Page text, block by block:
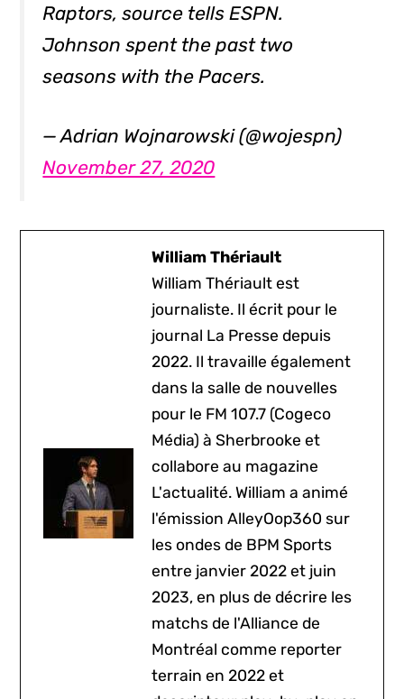
Raptors, source tells ESPN.
Johnson spent the past two
seasons with the Pacers.
— Adrian Wojnarowski (@wojespn)
November 27, 2020
William Thériault
William Thériault est
journaliste. Il écrit pour le
journal La Presse depuis
2022. Il travaille également
dans la salle de nouvelles
pour le FM 107.7 (Cogeco
Média) à Sherbrooke et
collabore au magazine
L'actualité. William a animé
l'émission AlleyOop360 sur
les ondes de BPM Sports
entre janvier 2022 et juin
2023, en plus de décrire les
matchs de l'Alliance de
Montréal comme reporter
terrain en 2022 et